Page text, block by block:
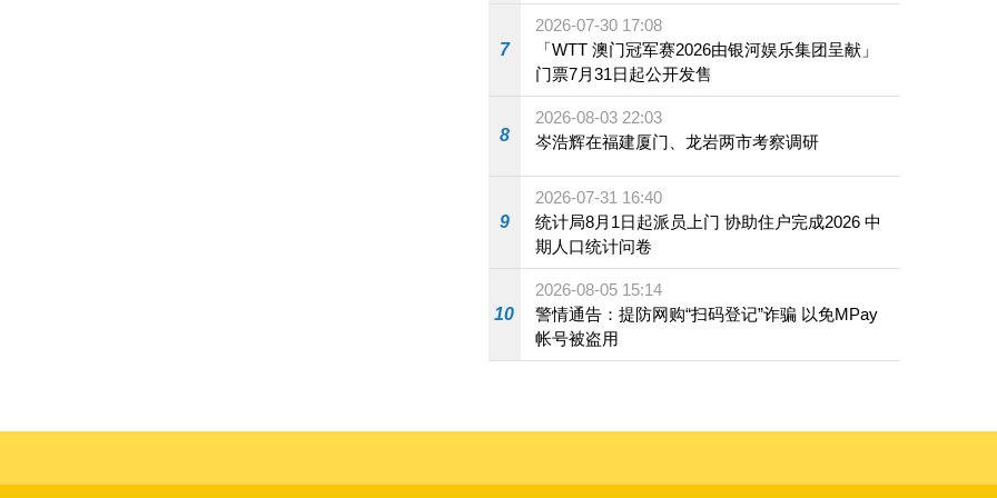
7
2026-07-30 17:08
「WTT 澳门冠军赛2026由银河娱乐集团呈献」
门票7月31日起公开发售
8
2026-08-03 22:03
岑浩辉在福建厦门、龙岩两市考察调研
9
2026-07-31 16:40
统计局8月1日起派员上门 协助住户完成2026 中
期人口统计问卷
10
2026-08-05 15:14
警情通告：提防网购“扫码登记”诈骗 以免MPay
帐号被盗用